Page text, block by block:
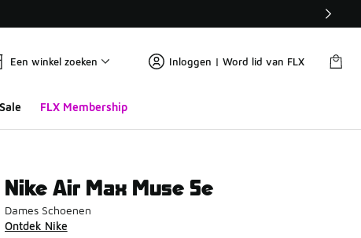
Een winkel zoeken Inloggen | Word lid van FLX
Sale FLX Membership
Nike Air Max Muse Se
Dames Schoenen
Ontdek Nike